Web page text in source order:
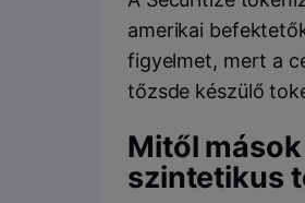
amerikai
figyelmet, mert a
tőzsde készülő
Mitől
szintetikus